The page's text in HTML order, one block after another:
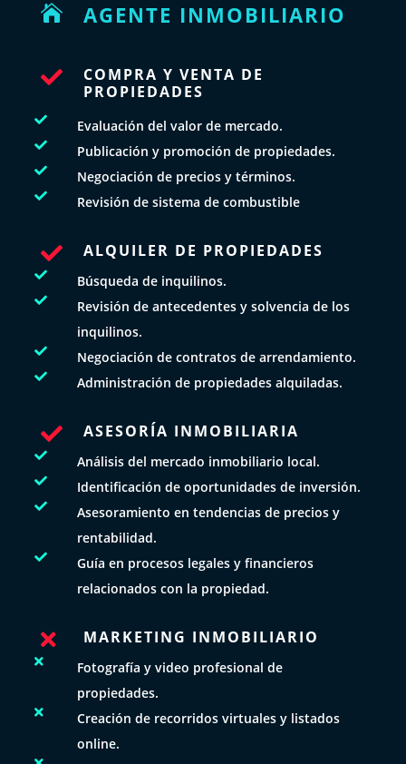
 AGENTE INMOBILIARIO

COMPRA Y VENTA DE
PROPIEDADES
 Evaluación del valor de mercado.
 Publicación y promoción de propiedades.
 Negociación de precios y términos.
 Revisión de sistema de combustible
 ALQUILER DE PROPIEDADES
 Búsqueda de inquilinos.

Revisión de antecedentes y solvencia de los
inquilinos.
 Negociación de contratos de arrendamiento.
 Administración de propiedades alquiladas.
 ASESORÍA INMOBILIARIA
 Análisis del mercado inmobiliario local.
 Identificación de oportunidades de inversión.

Asesoramiento en tendencias de precios y
rentabilidad.

Guía en procesos legales y financieros
relacionados con la propiedad.
 MARKETING INMOBILIARIO

Fotografía y video profesional de
propiedades.

Creación de recorridos virtuales y listados
online.